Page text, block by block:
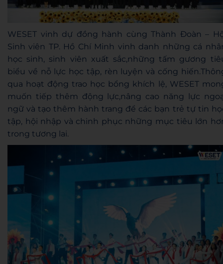
WESET vinh dự đồng hành cùng Thành Đoàn –
Sinh viên TP. Hồ Chí Minh vinh danh những cá
học sinh, sinh viên xuất sắc,những tấm gương
biểu về nỗ lực học tập, rèn luyện và cống
qua hoạt động trao học bổng khích lệ, WESET
muốn tiếp thêm động lực,nâng cao năng lực
ngữ và tạo thêm hành trang để các bạn trẻ tự tin
tập, hội nhập và chinh phục những mục tiêu lớn
trong tương lai.